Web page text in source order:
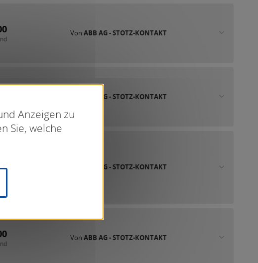
VonABB AG - STOTZ-KONTAKT
ABB AG - STOTZ-KONTAKT
ABB AG - STOTZ-KONTAKT
VonABB AG - STOTZ-KONTAKT
Anzeigen zu
Sie, welche